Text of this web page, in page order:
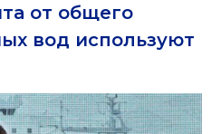
от общего
вод используют